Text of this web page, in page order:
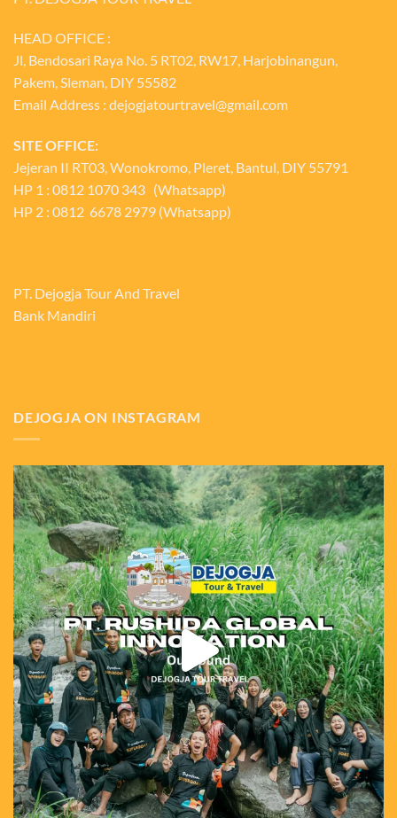
HEAD OFFICE :
Jl, Bendosari Raya No. 5 RT02, RW17, Harjobinangun,
Pakem, Sleman, DIY 55582
Email Address : dejogjatourtravel@gmail.com
SITE OFFICE:
Jejeran II RT03, Wonokromo, Pleret, Bantul, DIY 55791
HP 1 : 0812 1070 343 (Whatsapp)
HP 2 : 0812 6678 2979 (Whatsapp)
PT. Dejogja Tour And Travel
Bank Mandiri
DEJOGJA ON INSTAGRAM